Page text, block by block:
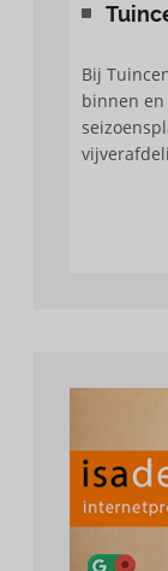
Bij
binnen
en tuin